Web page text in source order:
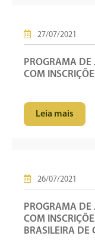
27/07/2021
PROGRAMA DE
COM
Leia mais
26/07/2021
PROGRAMA DE
COM
BRASILEIRA DE